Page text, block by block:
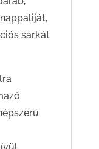
sarkát